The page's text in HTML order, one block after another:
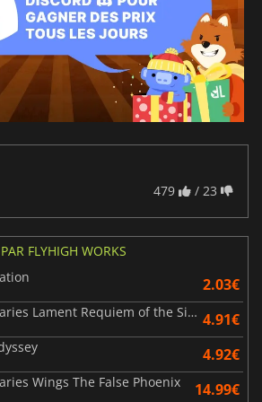
479 / 23
FLYHIGH WORKS
2.03€
Mercenaries Lament Requiem of the Silver Wolf 4.91€
4.92€
Wings The False Phoenix 14.99€